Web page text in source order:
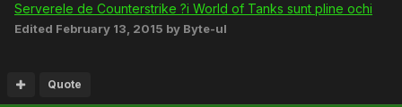
Serverele de Counterstrike ?i World of Tanks sunt pline ochi
Edited February 13, 2015 by Byte-ul
Quote